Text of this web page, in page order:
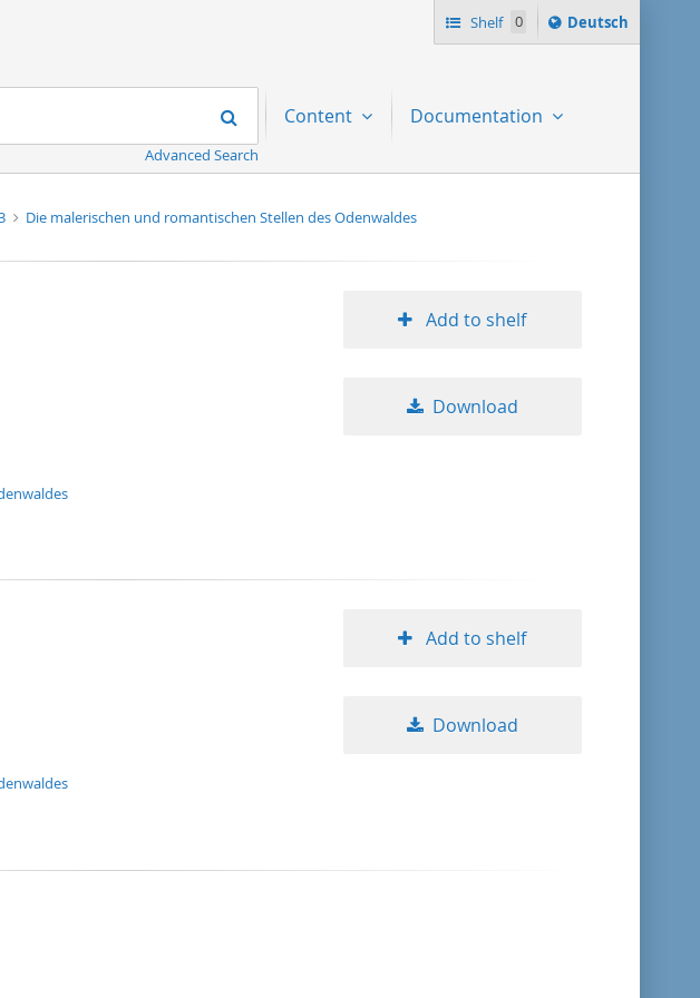
Shelf 0
Sprache
ï¿½ndern
Deutsch
Search
Advanced Search
Content Documentation
Die malerischen und romantischen Stellen des Odenwaldes
Add to shelf
Download
Add to shelf
Download